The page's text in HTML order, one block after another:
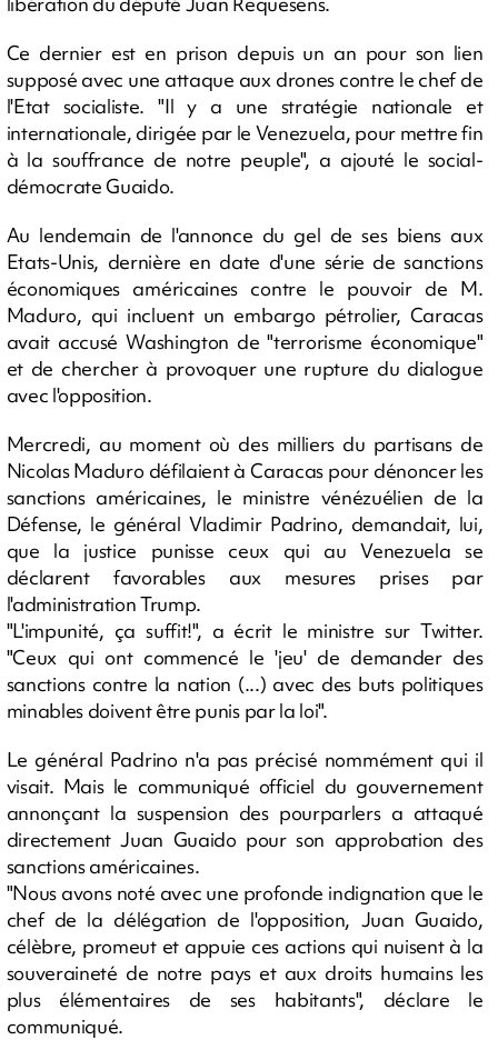
Ce dernier est en prison depuis un an pour son lien
supposé avec une attaque aux drones contre le chef de
l'Etat socialiste. "Il y a une stratégie nationale et
internationale, dirigée par le Venezuela, pour mettre fin
à la souffrance de notre peuple", a ajouté le social-
démocrate Guaido.
Au lendemain de l'annonce du gel de ses biens aux
Etats-Unis, dernière en date d'une série de sanctions
économiques américaines contre le pouvoir de M.
Maduro, qui incluent un embargo pétrolier, Caracas
avait accusé Washington de "terrorisme économique"
et de chercher à provoquer une rupture du dialogue
avec l'opposition.
Mercredi, au moment où des milliers du partisans de
Nicolas Maduro défilaient à Caracas pour dénoncer les
sanctions américaines, le ministre vénézuélien de la
Défense, le général Vladimir Padrino, demandait, lui,
que la justice punisse ceux qui au Venezuela se
déclarent favorables aux mesures prises par
l'administration Trump.
"L'impunité, ça suffit!", a écrit le ministre sur Twitter.
"Ceux qui ont commencé le 'jeu' de demander des
sanctions contre la nation (...) avec des buts politiques
minables doivent être punis par la loi".
Le général Padrino n'a pas précisé nommément qui il
visait. Mais le communiqué officiel du gouvernement
annonçant la suspension des pourparlers a attaqué
directement Juan Guaido pour son approbation des
sanctions américaines.
"Nous avons noté avec une profonde indignation que le
chef de la délégation de l'opposition, Juan Guaido,
célèbre, promeut et appuie ces actions qui nuisent à la
souveraineté de notre pays et aux droits humains les
plus élémentaires de ses habitants", déclare le
communiqué.